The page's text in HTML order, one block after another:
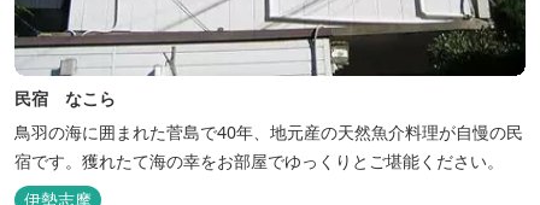
民宿 なこら
鳥羽の海に囲まれた菅島で40年、地元産の天然魚介料理が自慢の民
宿です。獲れたて海の幸をお部屋でゆっくりとご堪能ください。
伊勢志摩